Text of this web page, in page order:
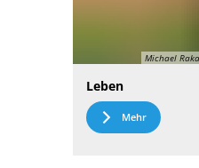
Michael
Leben
Mehr